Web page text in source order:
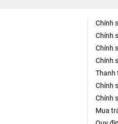
Chính
Chính
Chính
Chính
Thanh
Chính
Chính
Mua